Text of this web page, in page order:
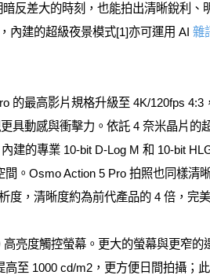
反差大的時刻，也能拍出清晰銳利
內建的超級夜景模式[1]亦可運用 AI 雜
的最高影片規格升級至 4K/120fps 4:3
具動感與衝擊力。依託 4 奈米晶片
建的專業 10-bit D-Log M 和 10-bit
。Osmo Action 5 Pro 拍照也同樣清
度，清晰度約為前代產品的 4 倍，完
亮度觸控螢幕。更大的螢幕與更窄
至 1000 cd/m2，更方便日間拍攝；